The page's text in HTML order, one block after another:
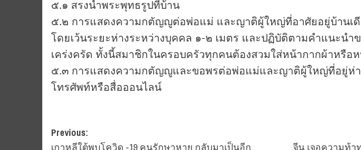
๕.๑ สรงน้ำพระพุทธรูปที่บ้าน
๕.๒ การแสดงความกตัญญูต่อพ่อแม่ และญาติผู้ใหญ่ที่อาศัยอยู่บ้านเดี
โดยเว้นระยะห่างระหว่างบุคคล ๑-๒ เมตร และปฏิบัติตามคำแนะนำ
เคร่งครัด ทั้งนี้สมาชิกในครอบครัวทุกคนต้องสวมใส่หน้ากากผ้าหรือ
๕.๓ การแสดงความกตัญญูและขอพรต่อพ่อแม่และญาติผู้ใหญ่ที่อยู่ห่า
โทรศัพท์หรือสื่อออนไลน์
Post
Previous:
เกาหลีใต้พบโควิด -19 คนรักษาหาย กลับมาเป็นอีก
จีน เจอความท้า